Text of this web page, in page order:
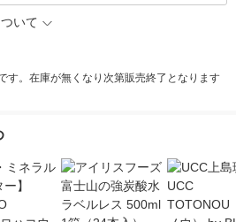
いて
す。在庫が無くなり次第販売終了となります